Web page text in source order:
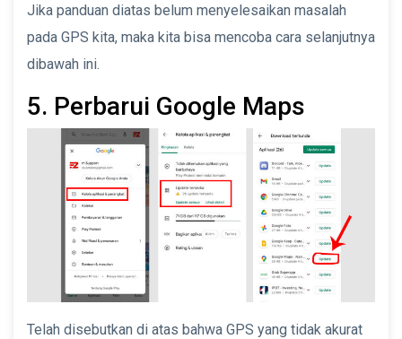
Jika panduan diatas belum menyelesaikan masalah
pada GPS kita, maka kita bisa mencoba cara selanjutnya
dibawah ini.
5. Perbarui Google Maps
Telah disebutkan di atas bahwa GPS yang tidak akurat